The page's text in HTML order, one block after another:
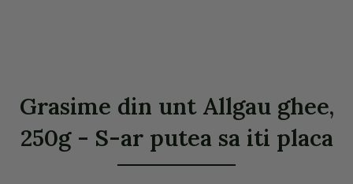
Grasime din unt Allgau ghee,
250g - S-ar putea sa iti placa